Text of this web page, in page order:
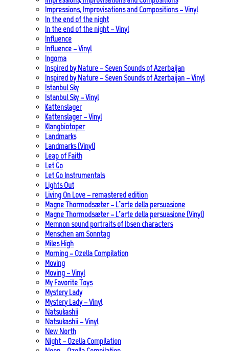
Impressions, Improvisations and Compositions – Vinyl
In the end of the night
In the end of the night – Vinyl
Influence
Influence – Vinyl
Ingoma
Inspired by Nature – Seven Sounds of Azerbaijan
Inspired by Nature – Seven Sounds of Azerbaijan – Vinyl
Istanbul Sky
Istanbul Sky – Vinyl
Kattenslager
Kattenslager – Vinyl
Klangbiotoper
Landmarks
Landmarks (Vinyl)
Leap of Faith
Let Go
Let Go Instrumentals
Lights Out
Living On Love – remastered edition
Magne Thormodsæter – L’arte della persuasione
Magne Thormodsæter – L’arte della persuasione (Vinyl)
Memnon sound portraits of Ibsen characters
Menschen am Sonntag
Miles High
Morning – Ozella Compilation
Moving
Moving – Vinyl
My Favorite Toys
Mystery Lady
Mystery Lady – Vinyl
Natsukashii
Natsukashii – Vinyl
New North
Night – Ozella Compilation